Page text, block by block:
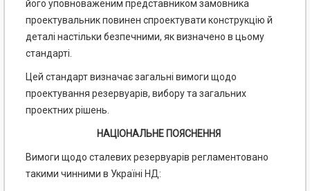
його уповноваженим представником замовника
проектувальник повинен спроектувати конструкцію й
деталі настільки безпечними, як визначено в цьому
стандарті.
Цей стандарт визначає загальні вимоги щодо
проектування резервуарів, вибору та загальних
проектних рішень.
НАЦІОНАЛЬНЕ ПОЯСНЕННЯ
Вимоги щодо сталевих резервуарів регламентовано
такими чинними в Україні НД: